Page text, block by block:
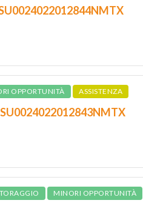
OPPORTUNITÀ ASSISTENZA
MINORI OPPORTUNITÀ